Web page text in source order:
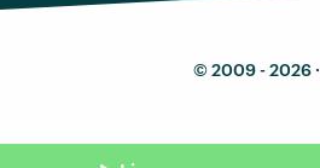
© 2009 - 2026 ·